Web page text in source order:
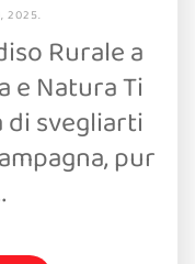
2025.
Rurale a
e Natura Ti
svegliarti
pur